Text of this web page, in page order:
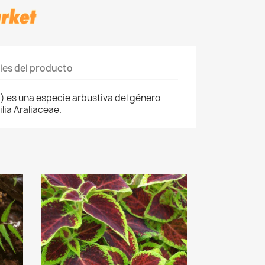
del producto
es una especie arbustiva del género
Araliaceae.